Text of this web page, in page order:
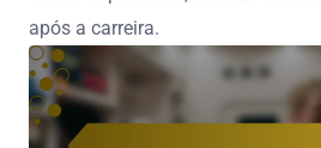
após a carreira.